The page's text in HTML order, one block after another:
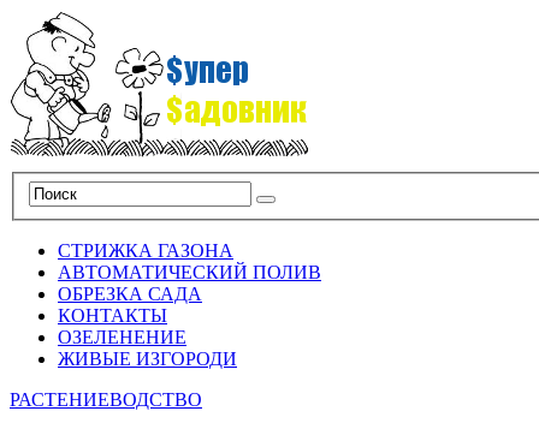
СТРИЖКА ГАЗОНА
АВТОМАТИЧЕСКИЙ ПОЛИВ
ОБРЕЗКА САДА
КОНТАКТЫ
ОЗЕЛЕНЕНИЕ
ЖИВЫЕ ИЗГОРОДИ
РАСТЕНИЕВОДСТВО